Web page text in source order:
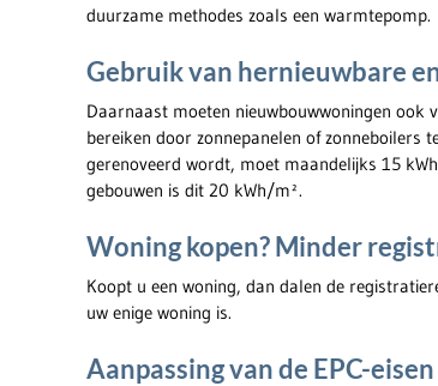
duurzame methodes zoals een warmtepomp.
Gebruik van hernieuwbare
Daarnaast moeten nieuwbouwwoningen ook
bereiken door zonnepanelen of zonneboilers
gerenoveerd wordt, moet maandelijks 15
gebouwen is dit 20 kWh/m².
Woning kopen? Minder
Koopt u een woning, dan dalen de
uw enige woning is.
Aanpassing van de EPC-